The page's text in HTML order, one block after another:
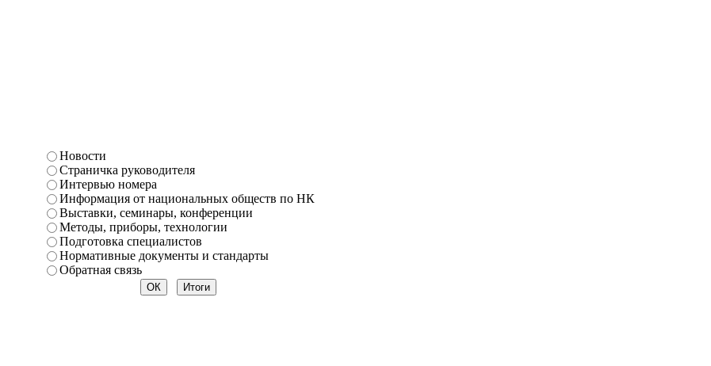
Новости
Страничка руководителя
Интервью номера
Информация от национальных обществ по НК
Выставки, семинары, конференции
Методы, приборы, технологии
Подготовка специалистов
Нормативные документы и стандарты
Обратная связь